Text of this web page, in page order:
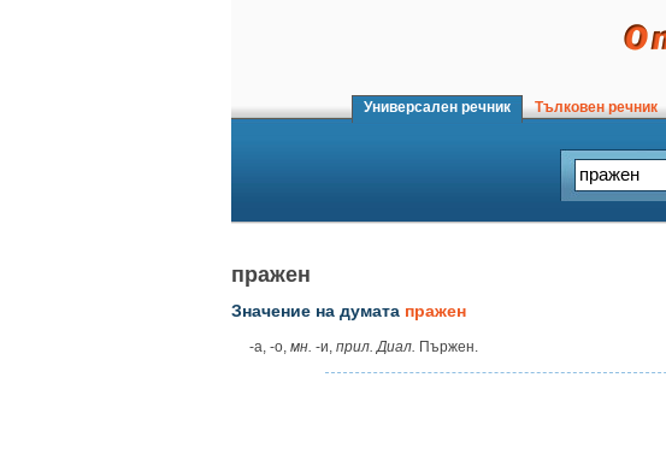
Универсален речник Тълковен речник
пражен
Значение на думата пражен
‑а, ‑о, мн. ‑и, прил. Диал. Пържен.